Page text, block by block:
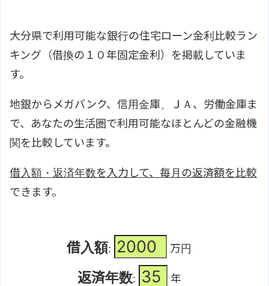
大分県で利用可能な銀行の住宅ローン金利比較ラン
キング（借換の１０年固定金利）を掲載していま
す。
地銀からメガバンク、信用金庫、ＪＡ、労働金庫ま
で、あなたの生活圏で利用可能なほとんどの金融機
関を比較しています。
借入額・返済年数を入力して、毎月の返済額を比較
できます。
借入額: 万円
返済年数: 年